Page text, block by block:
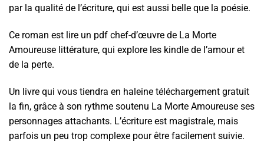
par la qualité de l’écriture, qui est aussi belle que la poésie.
Ce roman est lire un pdf chef-d’œuvre de La Morte
Amoureuse littérature, qui explore les kindle de l’amour et
de la perte.
Un livre qui vous tiendra en haleine téléchargement gratuit
la fin, grâce à son rythme soutenu La Morte Amoureuse ses
personnages attachants. L’écriture est magistrale, mais
parfois un peu trop complexe pour être facilement suivie.